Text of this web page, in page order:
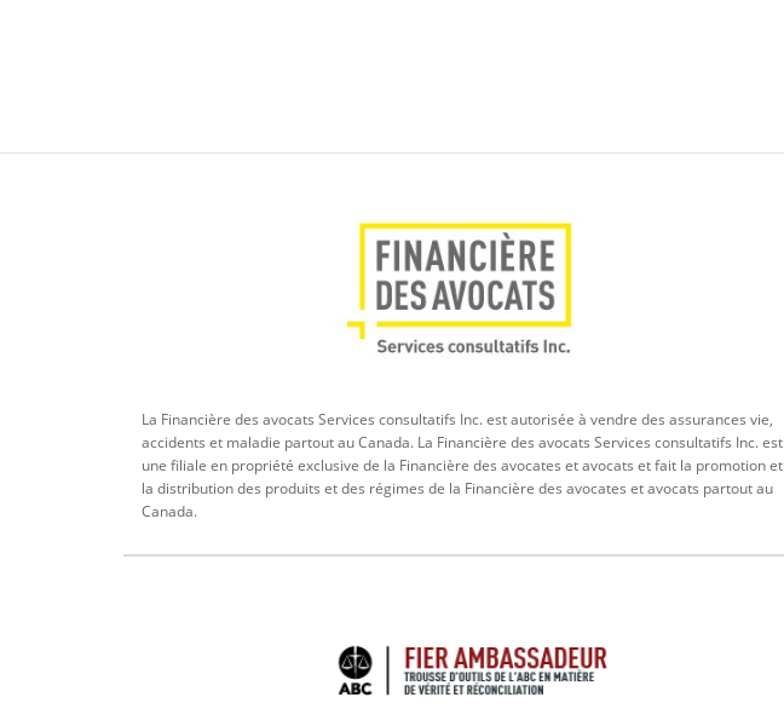
La Financière des avocats Services consultatifs Inc. est autorisée à vendre des assurances vie,
accidents et maladie partout au Canada. La Financière des avocats Services consultatifs Inc. est
une filiale en propriété exclusive de la Financière des avocates et avocats et fait la promotion et
la distribution des produits et des régimes de la Financière des avocates et avocats partout au
Canada.